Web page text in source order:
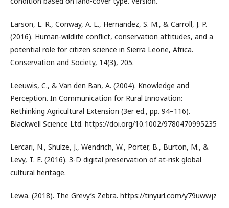
Larson, L. R., Conway, A. L., Hernandez, S. M., & Carroll, J. P.
(2016). Human-wildlife conflict, conservation attitudes, and a
potential role for citizen science in Sierra Leone, Africa.
Conservation and Society, 14(3), 205.
Leeuwis, C., & Van den Ban, A. (2004). Knowledge and
Perception. In Communication for Rural Innovation:
Rethinking Agricultural Extension (3er ed., pp. 94–116).
Blackwell Science Ltd. https://doi.org/10.1002/9780470995235
Lercari, N., Shulze, J., Wendrich, W., Porter, B., Burton, M., &
Levy, T. E. (2016). 3-D digital preservation of at-risk global
cultural heritage.
Lewa. (2018). The Grevy’s Zebra. https://tinyurl.com/y79uwwjz